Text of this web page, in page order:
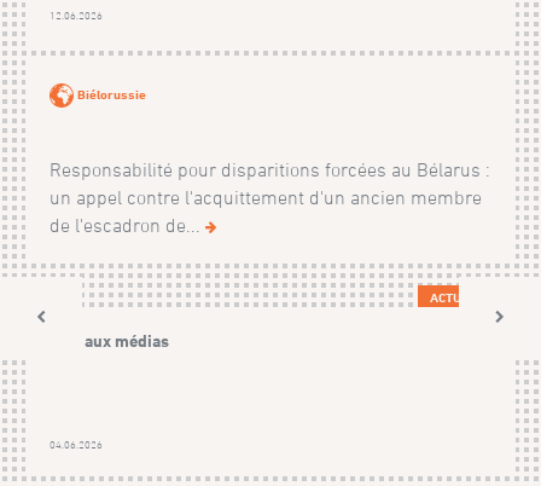
12.06.2026
Biélorussie
Responsabilité pour disparitions forcées au Bélarus :
un appel contre l'acquittement d'un ancien membre
de l'escadron de...
ACTUALITÉS
Avis aux médias
04.06.2026